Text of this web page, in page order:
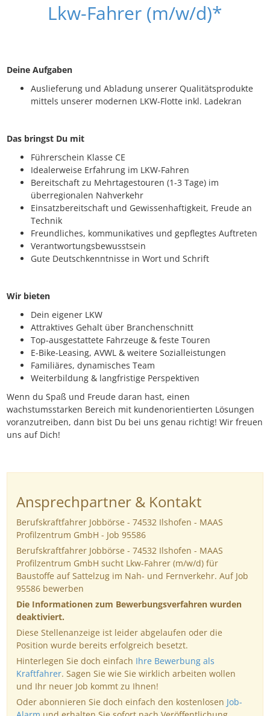
Lkw-Fahrer (m/w/d)*
Deine Aufgaben
Auslieferung und Abladung unserer Qualitätsprodukte
mittels unserer modernen LKW-Flotte inkl. Ladekran
Das bringst Du mit
Führerschein Klasse CE
Idealerweise Erfahrung im LKW-Fahren
Bereitschaft zu Mehrtagestouren (1-3 Tage) im
überregionalen Nahverkehr
Einsatzbereitschaft und Gewissenhaftigkeit, Freude an
Technik
Freundliches, kommunikatives und gepflegtes Auftreten
Verantwortungsbewusstsein
Gute Deutschkenntnisse in Wort und Schrift
Wir bieten
Dein eigener LKW
Attraktives Gehalt über Branchenschnitt
Top-ausgestattete Fahrzeuge & feste Touren
E-Bike-Leasing, AVWL & weitere Sozialleistungen
Familiäres, dynamisches Team
Weiterbildung & langfristige Perspektiven
Wenn du Spaß und Freude daran hast, einen
wachstumsstarken Bereich mit kundenorientierten Lösungen
voranzutreiben, dann bist Du bei uns genau richtig! Wir freuen
uns auf Dich!
Ansprechpartner & Kontakt
Berufskraftfahrer Jobbörse - 74532 Ilshofen - MAAS
Profilzentrum GmbH - Job 95586
Berufskraftfahrer Jobbörse - 74532 Ilshofen - MAAS
Profilzentrum GmbH sucht Lkw-Fahrer (m/w/d) für
Baustoffe auf Sattelzug im Nah- und Fernverkehr. Auf Job
95586 bewerben
Die Informationen zum Bewerbungsverfahren wurden
deaktiviert.
Diese Stellenanzeige ist leider abgelaufen oder die
Position wurde bereits erfolgreich besetzt.
Hinterlegen Sie doch einfach Ihre Bewerbung als
Kraftfahrer. Sagen Sie wie Sie wirklich arbeiten wollen
und Ihr neuer Job kommt zu Ihnen!
Oder abonnieren Sie doch einfach den kostenlosen Job-